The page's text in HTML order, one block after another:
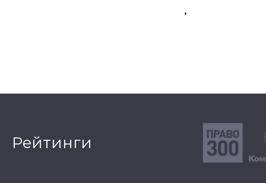
.
Рейтинги